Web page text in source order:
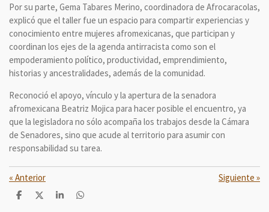
Por su parte, Gema Tabares Merino, coordinadora de Afrocaracolas,
explicó que el taller fue un espacio para compartir experiencias y
conocimiento entre mujeres afromexicanas, que participan y
coordinan los ejes de la agenda antirracista como son el
empoderamiento político, productividad, emprendimiento,
historias y ancestralidades, además de la comunidad.
Reconoció el apoyo, vínculo y la apertura de la senadora
afromexicana Beatriz Mojica para hacer posible el encuentro, ya
que la legisladora no sólo acompaña los trabajos desde la Cámara
de Senadores, sino que acude al territorio para asumir con
responsabilidad su tarea.
« Anterior Siguiente »
C
C
C
C